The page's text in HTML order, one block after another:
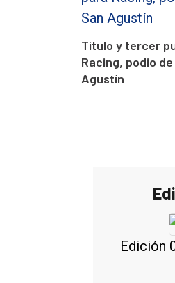
Título y tercer
Racing, podio de
Agustín
Edición